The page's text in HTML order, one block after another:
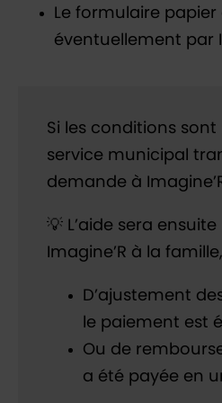
Le formulaire
éventuellement par
Si les conditions sont
service municipal
demande à
💡 L’aide sera
Imagine’R à la
D’ajustement
le paiement est
Ou de
a été payée en